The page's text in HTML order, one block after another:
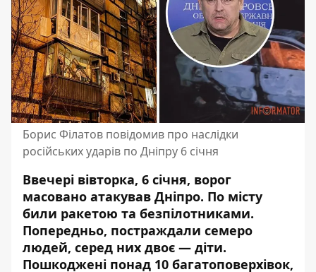
Борис Філатов повідомив про наслідки
російських ударів по Дніпру 6 січня
Ввечері вівторка, 6 січня, ворог
масовано атакував Дніпро. По місту
били ракетою та безпілотниками.
Попередньо, постраждали семеро
людей, серед них двоє — діти.
Пошкоджені понад 10 багатоповерхівок,